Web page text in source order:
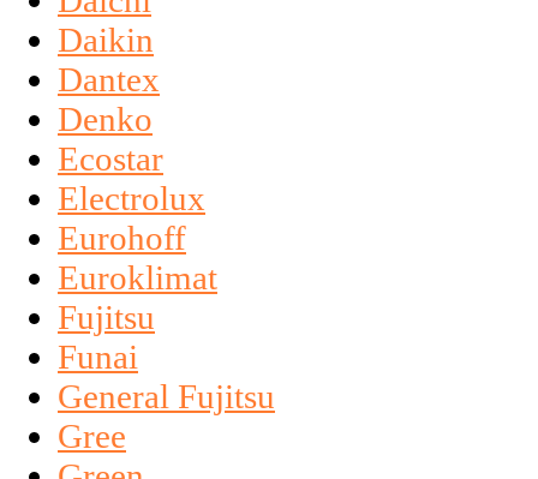
Daikin
Dantex
Denko
Ecostar
Electrolux
Eurohoff
Euroklimat
Fujitsu
Funai
General Fujitsu
Gree